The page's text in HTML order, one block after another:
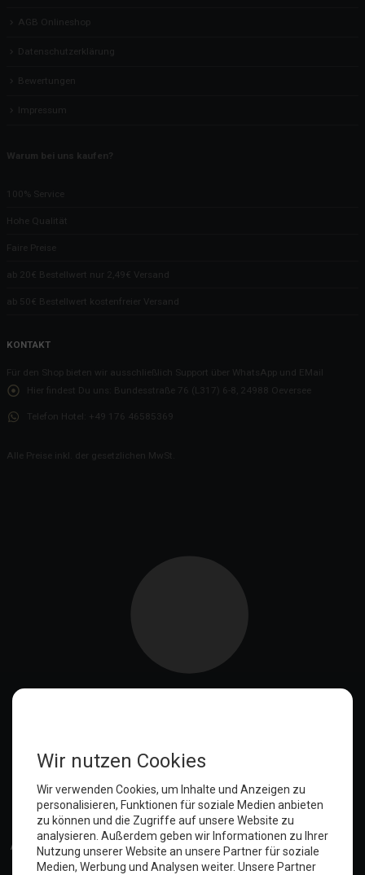
AGB Onlineshop
Datenschutzerklärung
Bewertungen
Impressum
Warum bei uns kaufen?
100% Service
Hohe Qualität
Faire Preise
ab 20€ Bestellwert nur 2,49€ Versand
ab 50€ Bestellwert kostenfreier Versand
KONTAKT
Für den Shop bieten wir ausschließlich Support über WhatsApp und EMail
Hier findest Du uns:
Bundesstraße 76 (L317) 6-8, 24988 Oeversee
Telefon Hotel: +49 176 46585369
Alle Preise inkl. der gesetzlichen MwSt.
Anmelden